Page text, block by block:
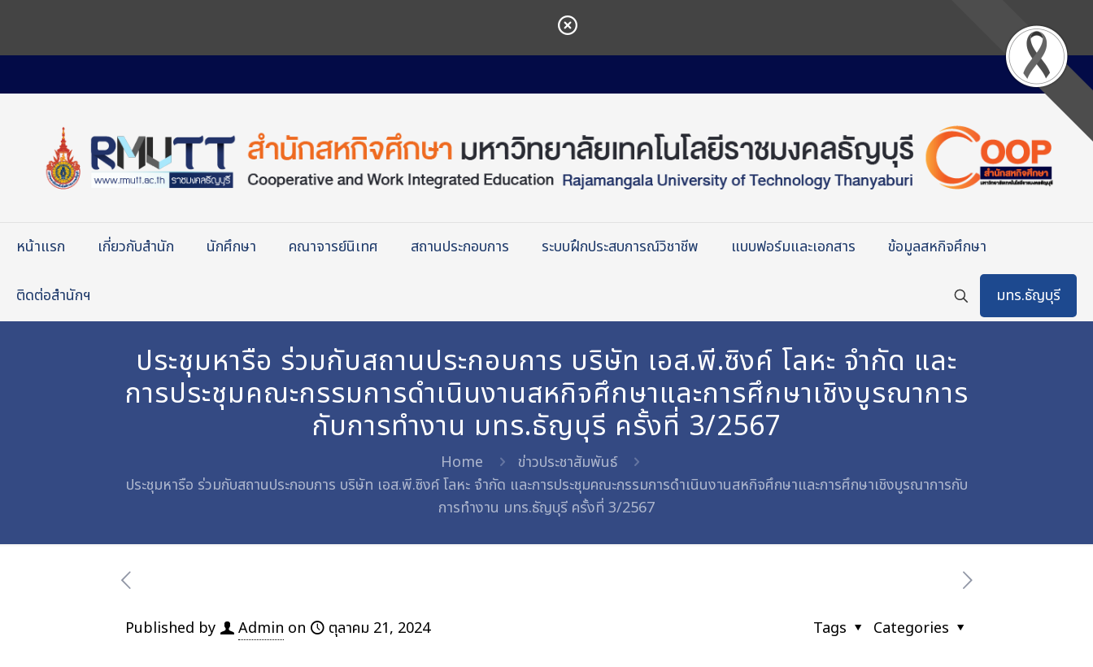
หน้าแรก เกี่ยวกับสำนัก นักศึกษา คณาจารย์นิเทศ สถานประกอบการ ระบบฝึกประสบการณ์วิชาชีพ แบบฟอร์มและเอกสาร ข้อมูลสหกิจศึกษา
ติดต่อสำนักฯ มทร.ธัญบุรี
ประชุมหารือ ร่วมกับสถานประกอบการ บริษัท เอส.พี.ซิงค์ โลหะ จำกัด และ
การประชุมคณะกรรมการดำเนินงานสหกิจศึกษาและการศึกษาเชิงบูรณาการ
กับการทำงาน มทร.ธัญบุรี ครั้งที่ 3/2567
Home
ข่าวประชาสัมพันธ์
ประชุมหารือ ร่วมกับสถานประกอบการ บริษัท เอส.พี.ซิงค์ โลหะ จำกัด และการประชุมคณะกรรมการดำเนินงานสหกิจศึกษาและการศึกษาเชิงบูรณาการกับ
การทำงาน มทร.ธัญบุรี ครั้งที่ 3/2567
Published by Admin on ตุลาคม 21, 2024 Categories
Tags